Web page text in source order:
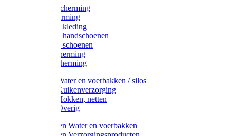
Gehoorbescherming
Oogbescherming
Disposable kleding
Disposable handschoenen
Disposable schoenen
Mondbescherming
Hoofdbescherming
Pluimvee Water en voerbakken / silos
Pluimvee Kuikenverzorging
Pluimvee Hokken, netten
Pluimvee Overig
Knaagdieren Water en voerbakken